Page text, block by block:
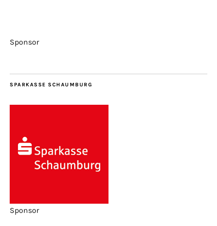
Sponsor
SPARKASSE SCHAUMBURG
Sponsor